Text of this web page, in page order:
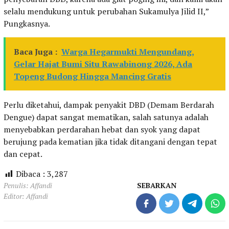
selalu mendukung untuk perubahan Sukamulya Jilid II,”
Pungkasnya.
Baca Juga : Warga Hegarmukti Mengundang,
Gelar Hajat Bumi Situ Rawabinong 2026, Ada
Topeng Budong Hingga Mancing Gratis
Perlu diketahui, dampak penyakit DBD (Demam Berdarah
Dengue) dapat sangat mematikan, salah satunya adalah
menyebabkan perdarahan hebat dan syok yang dapat
berujung pada kematian jika tidak ditangani dengan tepat
dan cepat.
Dibaca : 3,287
Penulis: Affandi
Editor: Affandi
SEBARKAN